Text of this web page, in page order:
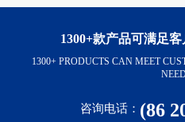
1300+款产品可满足
1300+ PRODUCTS CAN MEET
咨询电话： (86